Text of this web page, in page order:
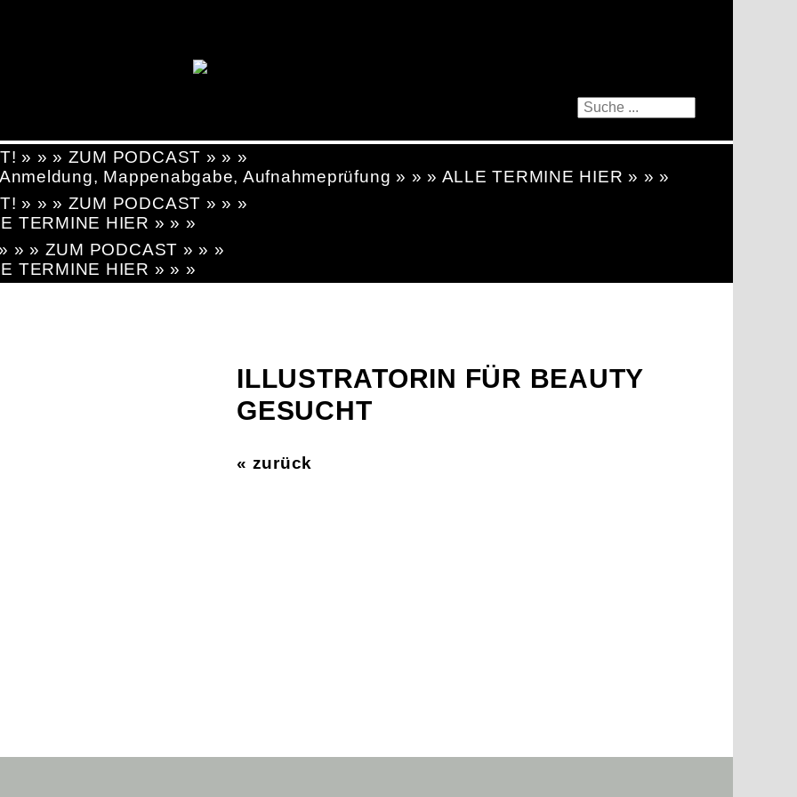
» » » ZUM PODCAST » » »
Mappenabgabe, Aufnahmeprüfung » » » ALLE TERMINE HIER » » »
» » » ZUM PODCAST » » »
TERMINE HIER » » »
» » ZUM PODCAST » » »
TERMINE HIER » » »
ILLUSTRATORIN FÜR BEAUTY
GESUCHT
« zurück